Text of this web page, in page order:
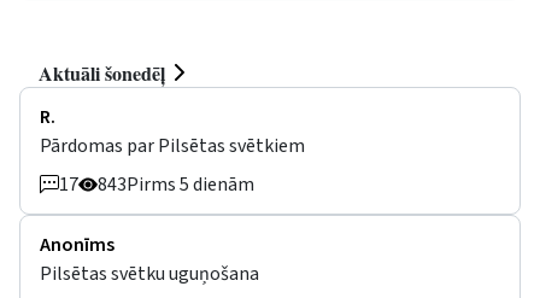
Aktuāli šonedēļ
R.
Pārdomas par Pilsētas svētkiem
17
843Pirms 5 dienām
Anonīms
Pilsētas svētku uguņošana